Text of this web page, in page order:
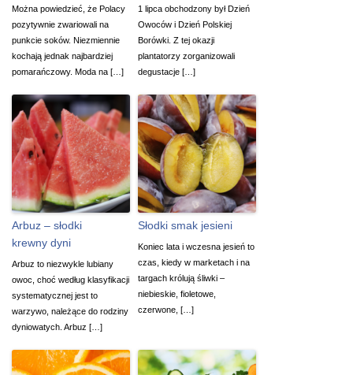
Można powiedzieć, że Polacy
pozytywnie zwariowali na
punkcie soków. Niezmiennie
kochają jednak najbardziej
pomarańczowy. Moda na […]
1 lipca obchodzony był Dzień
Owoców i Dzień Polskiej
Borówki. Z tej okazji
plantatorzy zorganizowali
degustacje […]
Arbuz – słodki
krewny dyni
Arbuz to niezwykle lubiany
owoc, choć według klasyfikacji
systematycznej jest to
warzywo, należące do rodziny
dyniowatych. Arbuz […]
Słodki smak jesieni
Koniec lata i wczesna jesień to
czas, kiedy w marketach i na
targach królują śliwki –
niebieskie, fioletowe,
czerwone, […]